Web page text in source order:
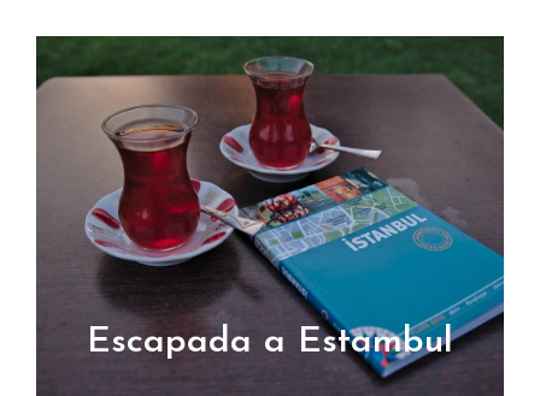
Escapada a Estambul